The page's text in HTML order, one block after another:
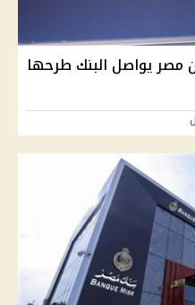
مصر يواصل البنك طرحها